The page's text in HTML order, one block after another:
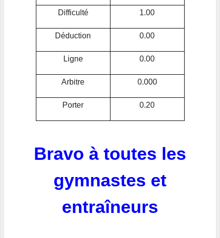
Difficulté 1.00
Déduction 0.00
Ligne 0.00
Arbitre 0.000
Porter 0.20
Bravo à toutes les
gymnastes et
entraîneurs